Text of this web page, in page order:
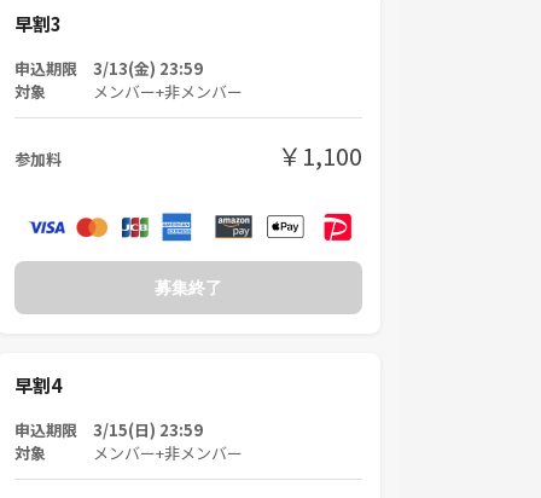
早割3
申込期限 3/13(金) 23:59
対象 メンバー+非メンバー
参加料 ￥1,100
募集終了
早割4
申込期限 3/15(日) 23:59
対象 メンバー+非メンバー